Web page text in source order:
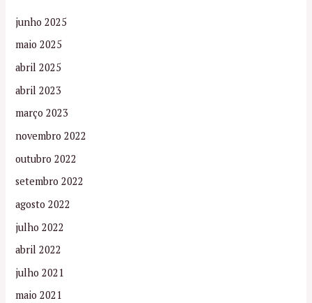
junho 2025
maio 2025
abril 2025
abril 2023
março 2023
novembro 2022
outubro 2022
setembro 2022
agosto 2022
julho 2022
abril 2022
julho 2021
maio 2021